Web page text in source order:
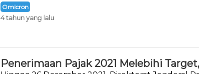
Omicron
4 tahun yang lalu
Penerimaan Pajak 2021 Melebihi